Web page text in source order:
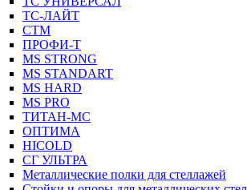
ТС-ЛАЙТ
СТМ
ПРОФИ-Т
MS STRONG
MS STANDART
MS HARD
MS PRO
ТИТАН-МС
ОПТИМА
HICOLD
СГ УЛЬТРА
Металлические полки для стеллажей